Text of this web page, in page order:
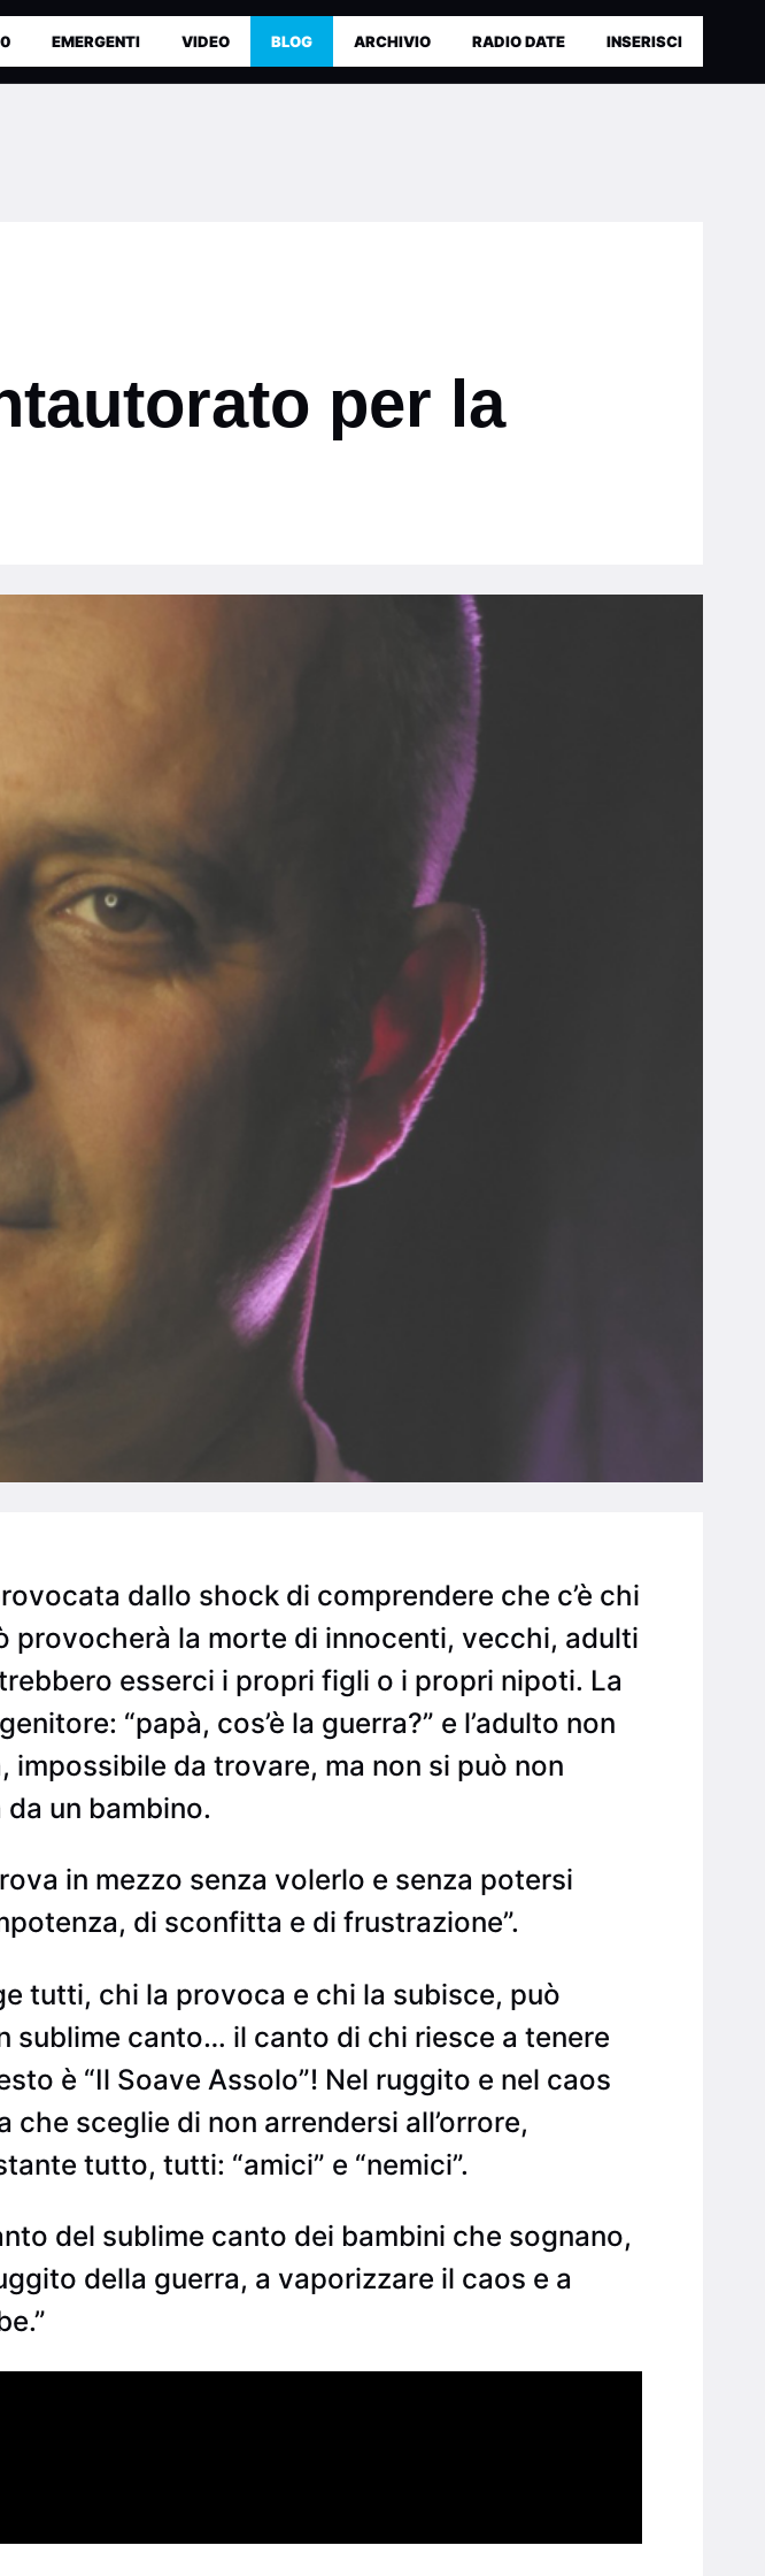
EMERGENTI VIDEO BLOG ARCHIVIO RADIO DATE INSERISCI
per la
dallo shock di comprendere che c’è chi
provocherà la morte di innocenti, vecchi, adulti
esserci i propri figli o i propri nipoti. La
“papà, cos’è la guerra?” e l’adulto non
da trovare, ma non si può non
un bambino.
in mezzo senza volerlo e senza potersi
di sconfitta e di frustrazione”.
tutti, chi la provoca e chi la subisce, può
sublime canto… il canto di chi riesce a tenere
è “Il Soave Assolo”! Nel ruggito e nel caos
sceglie di non arrendersi all’orrore,
tutto, tutti: “amici” e “nemici”.
del sublime canto dei bambini che sognano,
della guerra, a vaporizzare il caos e a